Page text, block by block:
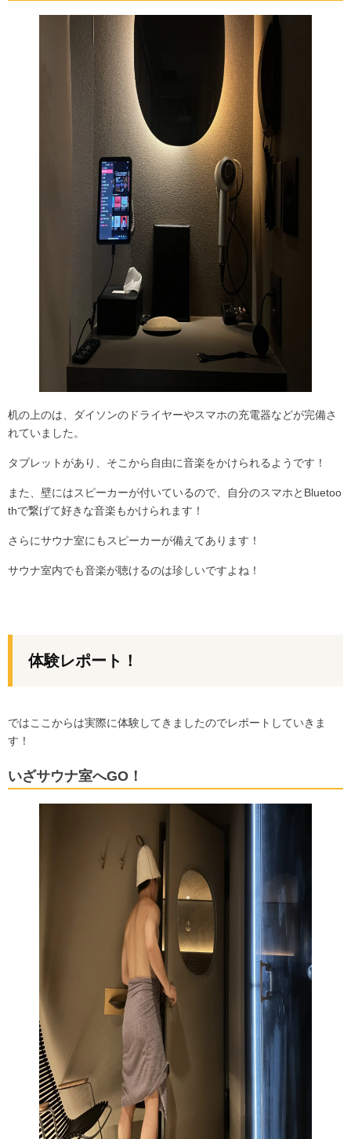
机の上のは、ダイソンのドライヤーやスマホの充電器などが完備さ
れていました。
タブレットがあり、そこから自由に音楽をかけられるようです！
また、壁にはスピーカーが付いているので、自分のスマホとBluetoo
thで繋げて好きな音楽もかけられます！
さらにサウナ室にもスピーカーが備えてあります！
サウナ室内でも音楽が聴けるのは珍しいですよね！
体験レポート！
ではここからは実際に体験してきましたのでレポートしていきま
す！
いざサウナ室へGO！